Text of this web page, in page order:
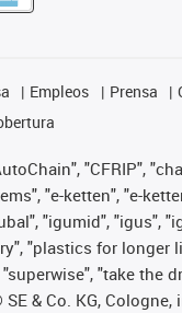
Empleos Prensa
"CFRIP",
"e-ketten", "e-
"igumid", "igus",
"plastics for longer
"superwise", "take the
& Co. KG,